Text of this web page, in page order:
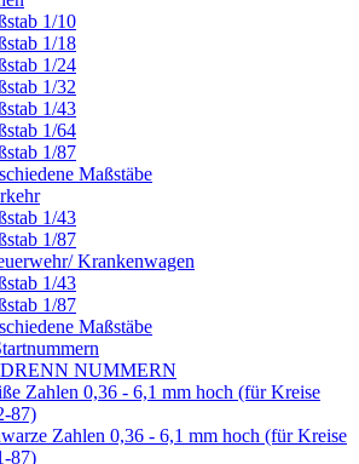
1/10
1/18
1/24
1/32
1/43
1/64
1/87
Maßstäbe
1/43
1/87
Krankenwagen
1/43
1/87
Maßstäbe
NUMMERN
Zahlen 0,36 - 6,1 mm hoch (für Kreise
87)
Zahlen 0,36 - 6,1 mm hoch (für Kreise
87)